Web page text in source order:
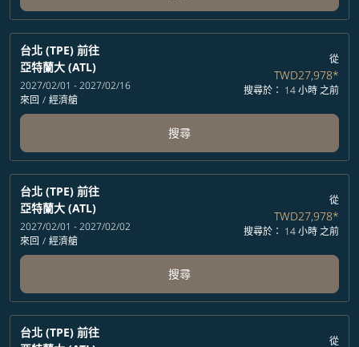
台北 (TPE) 前往
亞特蘭大 (ATL)
2027/02/01 - 2027/02/16
來回 / 經濟艙
從
TWD27,978*
搜尋於： 14 小時 之前
搜尋
台北 (TPE) 前往
亞特蘭大 (ATL)
2027/02/01 - 2027/02/02
來回 / 經濟艙
從
TWD27,978*
搜尋於： 14 小時 之前
搜尋
台北 (TPE) 前往
從